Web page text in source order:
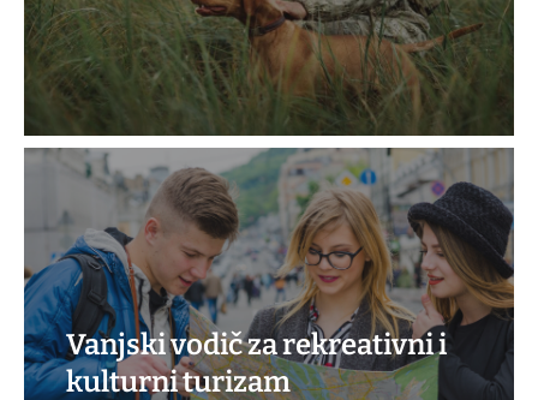
Vanjski vodič za rekreativni i
kulturni turizam
POZOVITE